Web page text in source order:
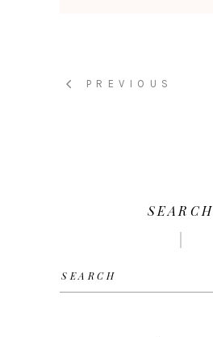
PREVIOUS
SEARCH
Search
for: